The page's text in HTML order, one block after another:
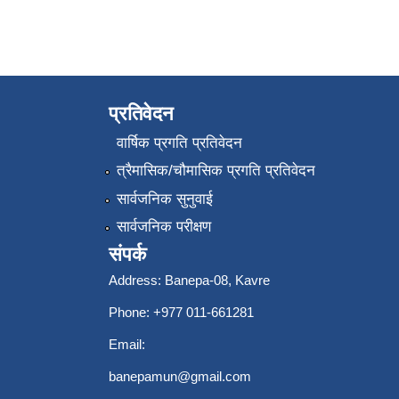
प्रतिवेदन
वार्षिक प्रगति प्रतिवेदन
त्रैमासिक/चौमासिक प्रगति प्रतिवेदन
सार्वजनिक सुनुवाई
सार्वजनिक परीक्षण
संपर्क
Address: Banepa-08, Kavre
Phone: +977 011-661281
Email:
banepamun@gmail.com